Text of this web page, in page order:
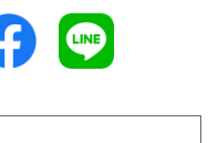
重県